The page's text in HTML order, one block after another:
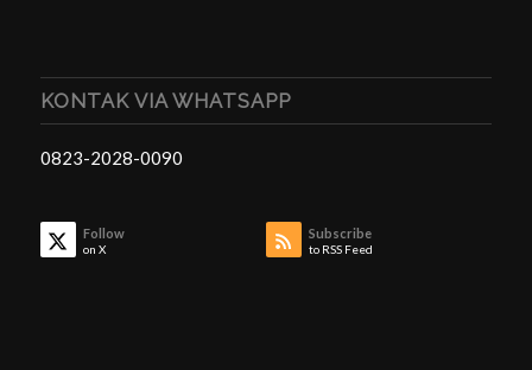
KONTAK VIA WHATSAPP
0823-2028-0090
Follow
on X
Subscribe
to RSS Feed